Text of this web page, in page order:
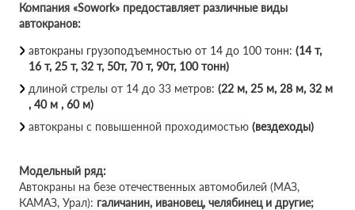
Компания «Sowork» предоставляет различные виды
автокранов:
автокраны грузоподъемностью от 14 до 100 тонн: (14 т,
16 т, 25 т, 32 т, 50т, 70 т, 90т, 100 тонн)
длиной стрелы от 14 до 33 метров: (22 м, 25 м, 28 м, 32 м
, 40 м , 60 м)
автокраны с повышенной проходимостью (вездеходы)
Модельный ряд:
Автокраны на безе отечественных автомобилей (МАЗ,
КАМАЗ, Урал): галичанин, ивановец, челябинец и другие;